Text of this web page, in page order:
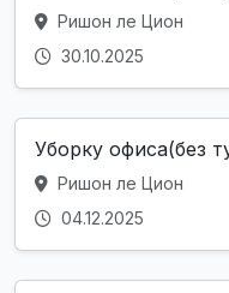
Ришон ле Цион
30.10.2025
Уборку офиса(без
Ришон ле Цион
04.12.2025